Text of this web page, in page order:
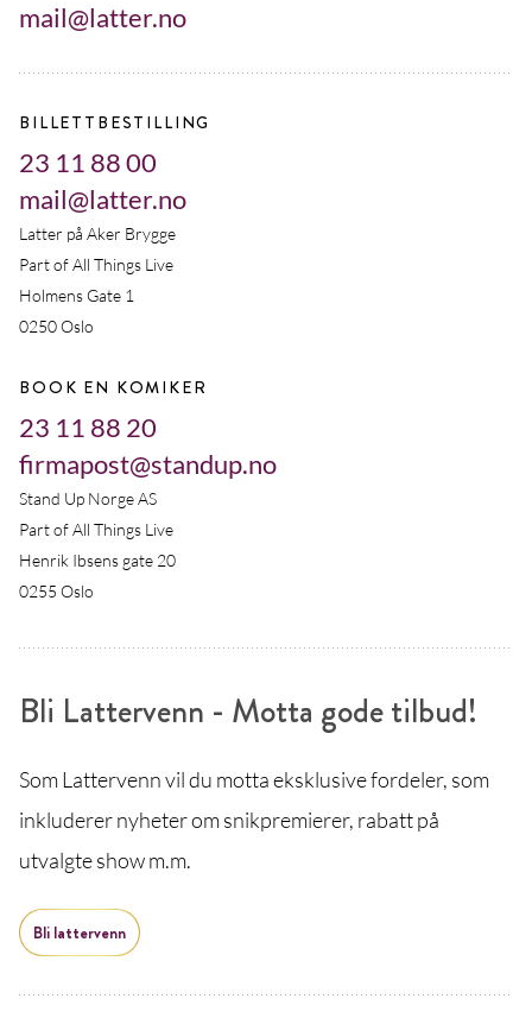
mail@latter.no
BILLETTBESTILLING
23 11 88 00
mail@latter.no
Latter på Aker Brygge
Part of All Things Live
Holmens Gate 1
0250 Oslo
BOOK EN KOMIKER
23 11 88 20
firmapost@standup.no
Stand Up Norge AS
Part of All Things Live
Henrik Ibsens gate 20
0255 Oslo
Bli Lattervenn - Motta gode tilbud!
Som Lattervenn vil du motta eksklusive fordeler, som
inkluderer nyheter om snikpremierer, rabatt på
utvalgte show m.m.
Bli lattervenn